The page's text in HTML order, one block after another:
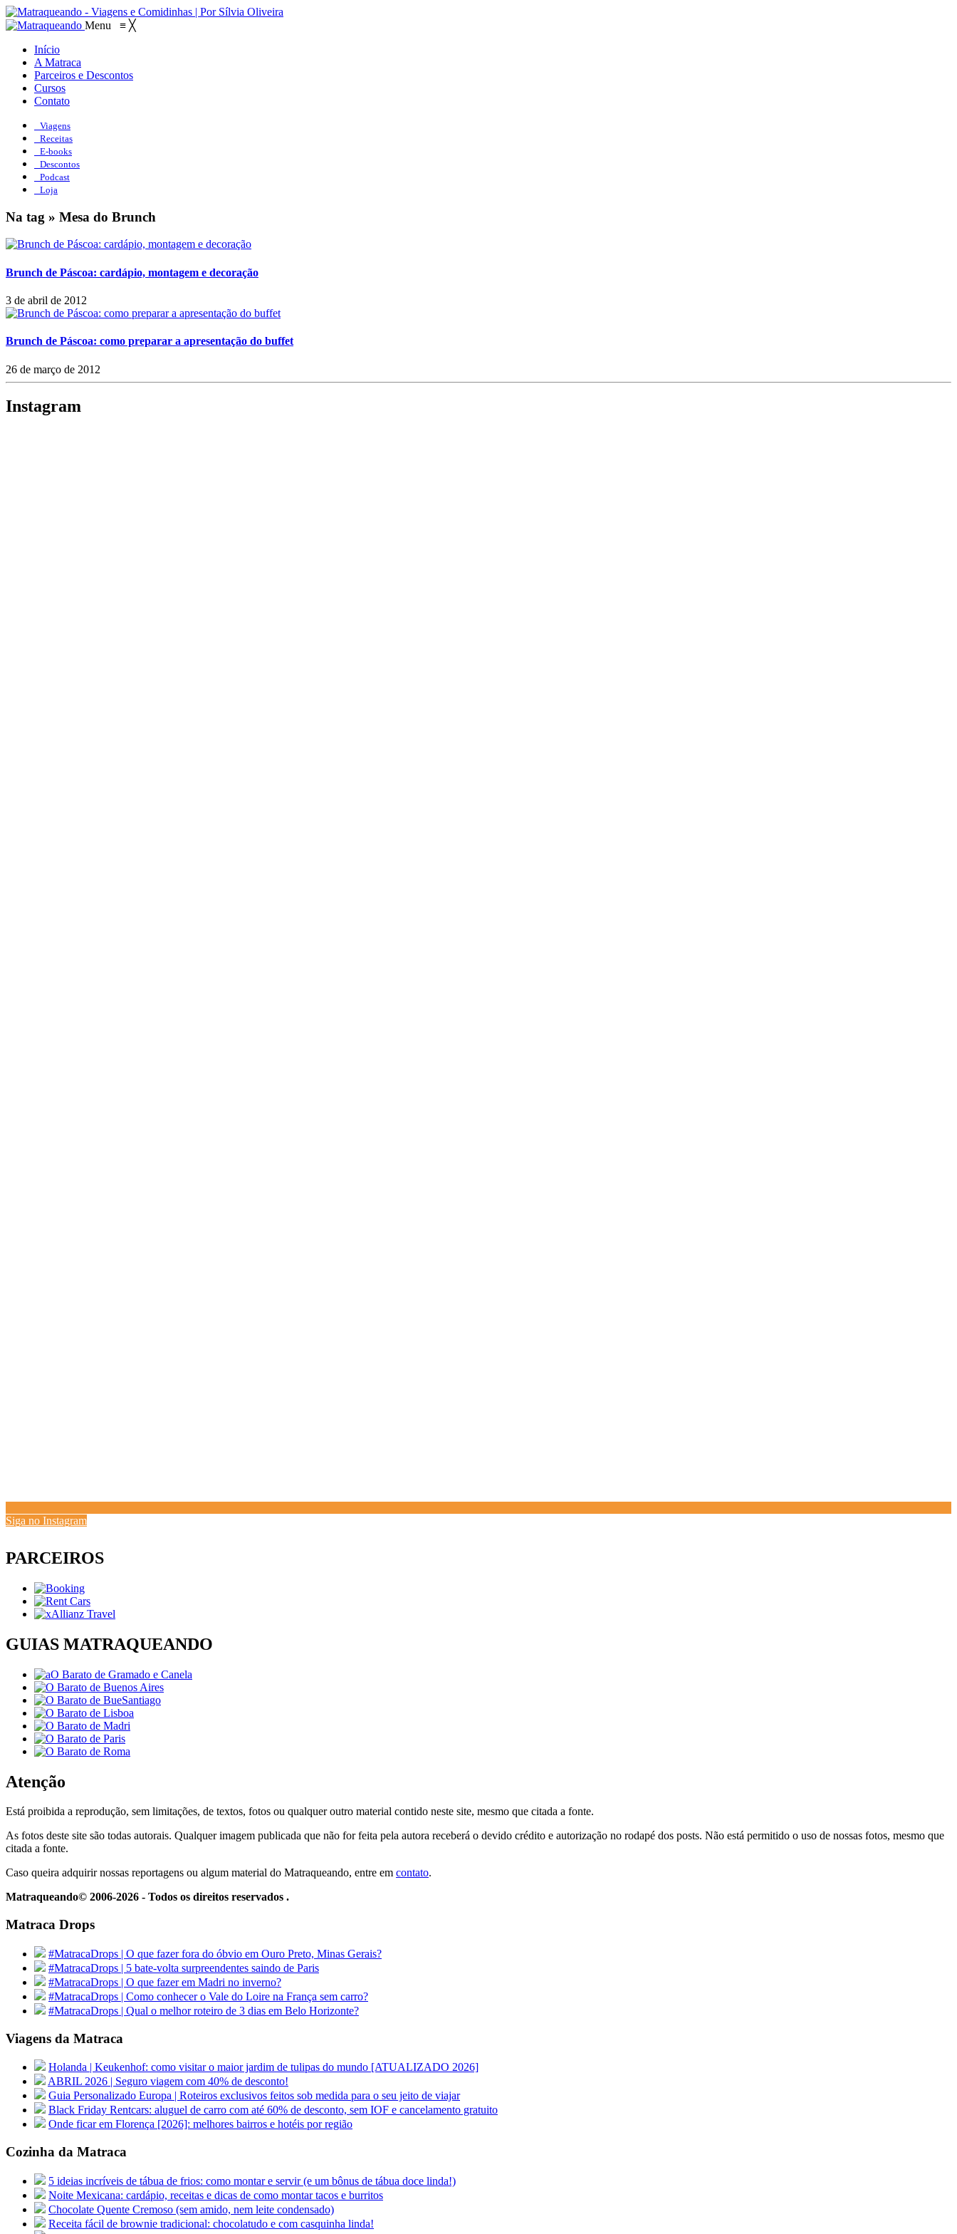
Menu ≡ ╳
Início
A Matraca
Parceiros e Descontos
Cursos
Contato
Viagens
Receitas
E-books
Descontos
Podcast
Loja
Na tag » Mesa do Brunch
Brunch de Páscoa: cardápio, montagem e decoração
3 de abril de 2012
Brunch de Páscoa: como preparar a apresentação do buffet
26 de março de 2012
Instagram
Siga no Instagram
PARCEIROS
GUIAS MATRAQUEANDO
Atenção
Está proibida a reprodução, sem limitações, de textos, fotos ou qualquer outro material contido neste site, mesmo que citada a fonte.
As fotos deste site são todas autorais. Qualquer imagem publicada que não for feita pela autora receberá o devido crédito e autorização no rodapé dos posts. Não está permitido o uso de nossas fotos, mesmo que
citada a fonte.
Caso queira adquirir nossas reportagens ou algum material do Matraqueando, entre em contato.
Matraqueando© 2006-2026 - Todos os direitos reservados .
Matraca Drops
#MatracaDrops | O que fazer fora do óbvio em Ouro Preto, Minas Gerais?
#MatracaDrops | 5 bate-volta surpreendentes saindo de Paris
#MatracaDrops | O que fazer em Madri no inverno?
#MatracaDrops | Como conhecer o Vale do Loire na França sem carro?
#MatracaDrops | Qual o melhor roteiro de 3 dias em Belo Horizonte?
Viagens da Matraca
Holanda | Keukenhof: como visitar o maior jardim de tulipas do mundo [ATUALIZADO 2026]
ABRIL 2026 | Seguro viagem com 40% de desconto!
Guia Personalizado Europa | Roteiros exclusivos feitos sob medida para o seu jeito de viajar
Black Friday Rentcars: aluguel de carro com até 60% de desconto, sem IOF e cancelamento gratuito
Onde ficar em Florença [2026]: melhores bairros e hotéis por região
Cozinha da Matraca
5 ideias incríveis de tábua de frios: como montar e servir (e um bônus de tábua doce linda!)
Noite Mexicana: cardápio, receitas e dicas de como montar tacos e burritos
Chocolate Quente Cremoso (sem amido, nem leite condensado)
Receita fácil de brownie tradicional: chocolatudo e com casquinha linda!